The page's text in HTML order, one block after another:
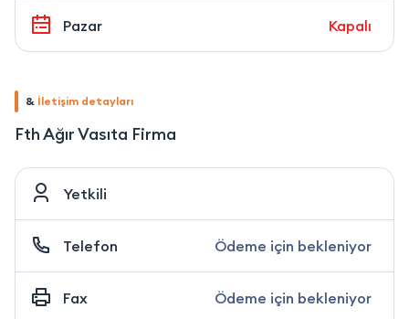
Pazar Kapalı
& İletişim detayları
Fth Ağır Vasıta Firma
Yetkili
Telefon Ödeme için bekleniyor
Fax Ödeme için bekleniyor